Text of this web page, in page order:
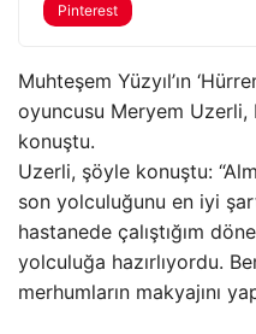
Pinterest
Muhteşem Yüzyıl’ın
oyuncusu Meryem
konuştu.
Uzerli, şöyle konuştu:
son yolculuğunu en iyi
hastanede çalıştığım
yolculuğa hazırlıyordu.
merhumların makyajını